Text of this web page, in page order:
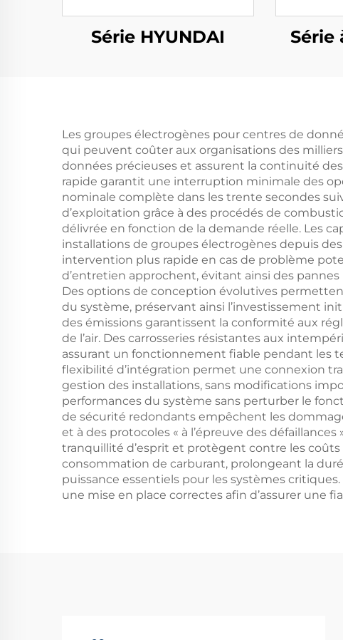
Série HYUNDAI Série
Les groupes électrogènes pour centres de
qui peuvent coûter aux organisations des
données précieuses et assurent la continuité
rapide garantit une interruption minimale des
nominale complète dans les trente secondes
d’exploitation grâce à des procédés de
délivrée en fonction de la demande réelle. Les
installations de groupes électrogènes depuis
intervention plus rapide en cas de problème
d’entretien approchent, évitant ainsi des
Des options de conception évolutives
du système, préservant ainsi l’investissement
des émissions garantissent la conformité aux
de l’air. Des carrosseries résistantes aux
assurant un fonctionnement fiable pendant les
flexibilité d’intégration permet une connexion
gestion des installations, sans modifications
performances du système sans perturber le
de sécurité redondants empêchent les
et à des protocoles « à l’épreuve des
tranquillité d’esprit et protègent contre les
consommation de carburant, prolongeant la
puissance essentiels pour les systèmes
une mise en place correctes afin d’assurer une